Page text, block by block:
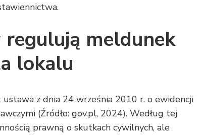
regulują meldunek
lokalu
z dnia 24 września 2010 r. o ewidencji
(Źródło: gov.pl, 2024). Według tej
prawną o skutkach cywilnych, ale